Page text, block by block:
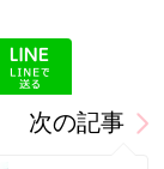
次の記事